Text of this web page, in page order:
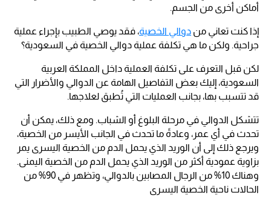
أماكن أخرى من الجسم.
إذا كنت تعاني من دوالي الخصية، فقد يوصي الطبيب بإجراء عملية
جراحية. ولكن ما هي تكلفة عملية دوالي الخصية في السعودية؟
لكن قبل التعرف على تكلفة العملية داخل المملكة العربية
السعودية، إليك بعض التفاصيل الهامة عن الدوالي والأضرار التي
قد تتسبب بها، بجانب العمليات التي تُطبق لعلاجها.
تتشكل الدوالي في مرحلة البلوغ أو الشباب. ومع ذلك، يمكن أن
تحدث في أي عمر، وعادةً ما تحدث في الجانب الأيسر من الخصية،
ويرجع ذلك إلى أن الوريد الذي يحمل الدم من الخصية اليسرى يمر
بزاوية عمودية أكثر من الوريد الذي يحمل الدم من الخصية اليمنى.
وهناك 10% من الرجال المصابين بالدوالي، وتظهر في 90% من
الحالات ناحية الخصية اليسرى